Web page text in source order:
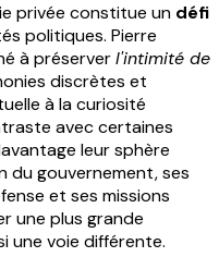
privée constitue un défi
politiques. Pierre
à préserverl'intimité de
discrètes et
à la curiosité
avec certaines
leur sphère
du gouvernement, ses
et ses missions
une plus grande
une voie différente.